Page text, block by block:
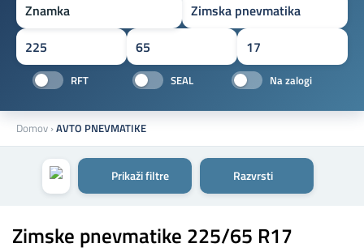
Znamka
RFT SEAL Na zalogi
Domov ›AVTO PNEVMATIKE
Prikaži filtre Razvrsti
Zimske pnevmatike 225/65 R17